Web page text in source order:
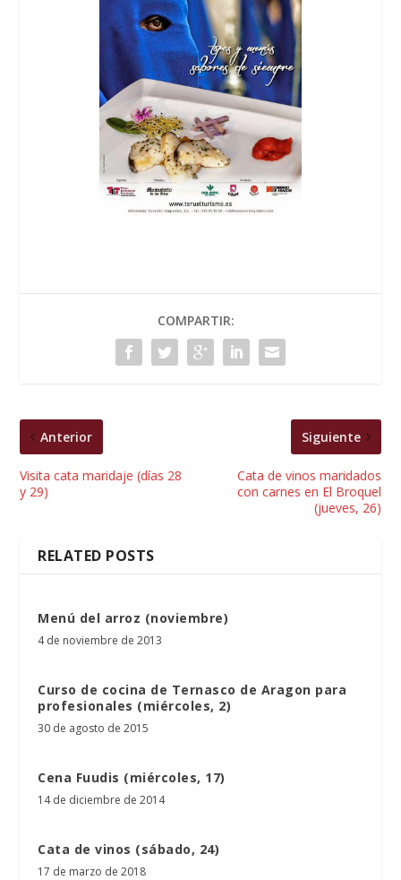
COMPARTIR:
Anterior
Visita cata maridaje (días 28
y 29)
Siguiente
Cata de vinos maridados
con carnes en El Broquel
(jueves, 26)
RELATED POSTS
Menú del arroz (noviembre)
4 de noviembre de 2013
Curso de cocina de Ternasco de Aragon para
profesionales (miércoles, 2)
30 de agosto de 2015
Cena Fuudis (miércoles, 17)
14 de diciembre de 2014
Cata de vinos (sábado, 24)
17 de marzo de 2018